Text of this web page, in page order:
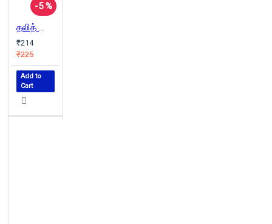
-5 %
தலித் பொதுவுரிமைப் போராட்டம்
₹214
₹225
Add to
Cart